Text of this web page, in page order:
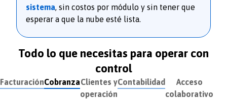
sistema, sin costos por módulo y sin tener que
esperar a que la nube esté lista.
Todo lo que necesitas para operar con
control
Clientes yContabilidad
Acceso
colaborativo